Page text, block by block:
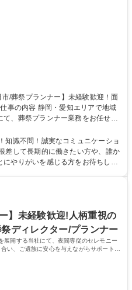
、葬祭プランナー業務をお任せし
様の歩んだ人生を反映したセレモ
儀の準備・運営、法事などのアフ
故人様がどんな方だったかをお聞
変えずに別の職種へチャレンジす
識不問！誠実なコミュニケーショ
差して長期的に働きたい方や、誰か
やりがいを感じる方をお待ちして
を歓迎します。 【選考ポイント】
に、相手の課題を解決し、自ら実
見の良い温かなメンバーが揃ってお
が整っています。 学歴・資格
高校 語学力： 資格：第一種運転免
】未経験歓迎!人柄重視の
ディレクター/プランナー
展開する当社にて、夜間専従のセレモニー
い、ご遺族に安心を与えながらサポートを